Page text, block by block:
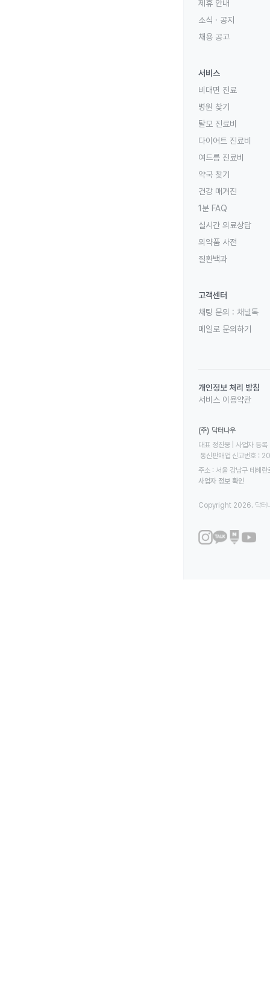
제휴 안내
소식 · 공지
채용 공고
서비스
비대면 진료
병원 찾기
탈모 진료비
다이어트 진료비
여드름 진료비
약국 찾기
건강 매거진
1분 FAQ
실시간 의료상담
의약품 사전
질환백과
고객센터
채팅 문의 : 채널톡
메일로 문의하기
개인정보 처리 방침
서비스 이용약관
(주) 닥터나우
대표 정진웅 | 사업자
통신판매업 신고번호
주소 : 서울 강남구 테헤
사업자 정보 확인
Copyright 2026. 닥터